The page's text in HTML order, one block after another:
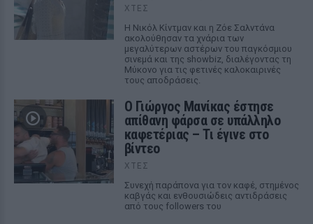
ΧΤΕΣ
Η Νικόλ Κίντμαν και η Ζόε Σαλντάνα
ακολούθησαν τα χνάρια των
μεγαλύτερων αστέρων του παγκόσμιου
σινεμά και της showbiz, διαλέγοντας τη
Μύκονο για τις φετινές καλοκαιρινές
τους αποδράσεις.
Ο Γιώργος Μανίκας έστησε
απίθανη φάρσα σε υπάλληλο
καφετέριας – Τι έγινε στο
βίντεο
ΧΤΕΣ
Συνεχή παράπονα για τον καφέ, στημένος
καβγάς και ενθουσιώδεις αντιδράσεις
από τους followers του